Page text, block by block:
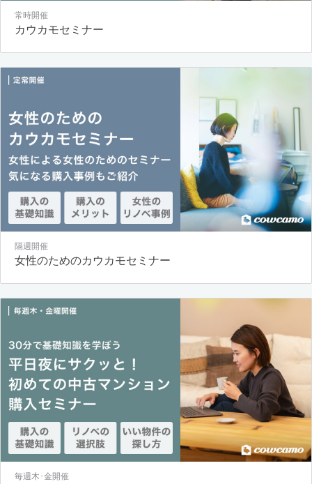
常時開催
カウカモセミナー
隔週開催
女性のためのカウカモセミナー
毎週木･金開催